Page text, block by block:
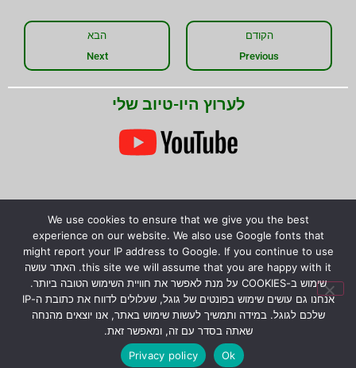
הקודם
Previous
הבא
Next
לערוץ היו-טיוב שלי
שתפו את המידע!
© כל הזכויות שמורות לירון רז.המידע המוצג באתר לא
מהווה הבטחה להצלחת גידול צמחים טורפים, אלא קווים
כלליים בלבד לגידולם.
We use cookies to ensure that we give you the best
experience on our website. We also use Google fonts that
might report your IP address to Google. If you continue to use
this site we will assume that you are happy with it. האתר עושה
שימוש ב-COOKIES על מנת לאפשר את חוויית השימוש הטובה ביותר.
אנחנו גם עושים שימוש בפונטים של גוגל, שעלולים לדווח את כתובת ה-IP
שלכם לגוגל. במידה ותמשיך לעשות שימוש באתר, אנו יוצאים מהנחה
שאתה בסדר עם זה, ומאפשר זאת.
Ok
Privacy policy